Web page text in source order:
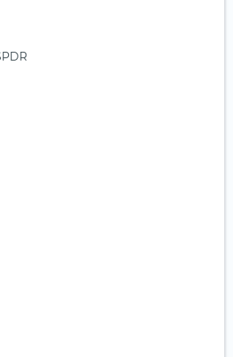
und Getränkeindustrie